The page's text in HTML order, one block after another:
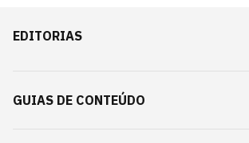
EDITORIAS
GUIAS DE CONTEÚDO